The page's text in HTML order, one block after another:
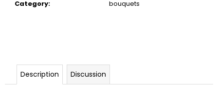
Category: bouquets
Description Discussion